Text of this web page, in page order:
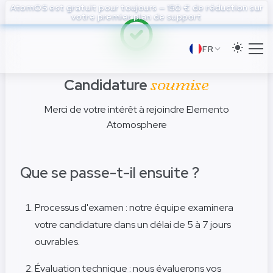
to
AtomOS est gratuit pour toujours — 150 € de réduction sur
votre premier plan de support
FR
Candidature soumise
Merci de votre intérêt à rejoindre Elemento
Atomosphere
Que se passe-t-il ensuite ?
Processus d'examen : notre équipe examinera
votre candidature dans un délai de 5 à 7 jours
ouvrables.
Évaluation technique : nous évaluerons vos